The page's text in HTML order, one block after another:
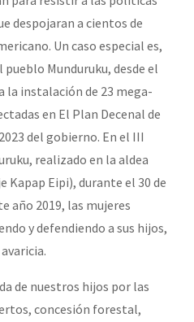
(Las poblaciones y
30 años de Resistencia y
despojaran a cientos de
Un caso especial es,
Munduruku, desde el
la instalación de 23 mega-
en El Plan Decenal de
del gobierno. En el III
realizado en la aldea
Kapap Eipi), durante el 30 de
año 2019, las mujeres
y defendiendo a sus hijos,
de nuestros hijos por las
concesión forestal,